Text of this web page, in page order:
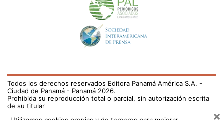
Todos los derechos reservados Editora Panamá América S.A. -
Ciudad de Panamá - Panamá 2026.
Prohibida su reproducción total o parcial, sin autorización escrita
de su titular
×